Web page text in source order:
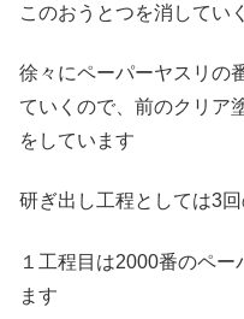
このおうとつを消してい
徐々にペーパーヤスリの
ていくので、前のクリア
をしています
研ぎ出し工程としては3
１工程目は2000番のペ
ます